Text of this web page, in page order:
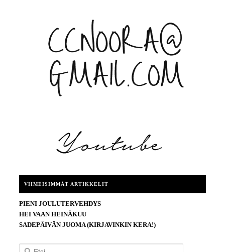
VIIMEISIMMÄT ARTIKKELIT
PIENI JOULUTERVEHDYS
HEI VAAN HEINÄKUU
SADEPÄIVÄN JUOMA (KIRJAVINKIN KERA!)